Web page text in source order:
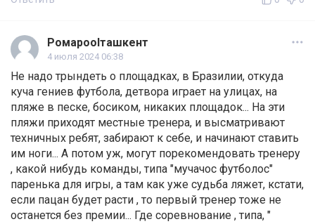
Ромаpoolташкент
4 июля 2024 06:38
Не надо трындеть о площадках, в Бразилии, откуда
куча гениев футбола, детвора играет на улицах, на
пляже в песке, босиком, никаких площадок... На эти
пляжи приходят местные тренера, и высматривают
техничных ребят, забирают к себе, и начинают ставить
им ноги... А потом уж, могут порекомендовать тренеру
, какой нибудь команды, типа "мучачос футболос"
паренька для игры, а там как уже судьба ляжет, кстати,
если пацан будет расти , то первый тренер тоже не
останется без премии... Где соревнование , типа, "